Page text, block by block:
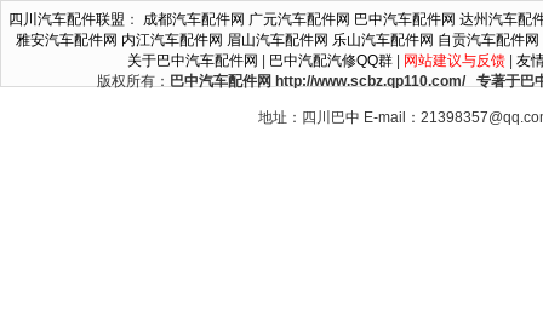
四川汽车配件联盟 ： 成都汽车配件网 广元汽车配件网 巴中汽车配件网 达州汽车配
雅安汽车配件网 内江汽车配件网 眉山汽车配件网 乐山汽车配件网 自贡汽车配件网
关于巴中汽车配件网
巴中汽配汽修QQ群| 网站建议与反馈| 友
版权所有： 巴中汽车配件网 http://www.scbz.qp110.com/ 专著于巴
地址：四川巴中 E-mail：